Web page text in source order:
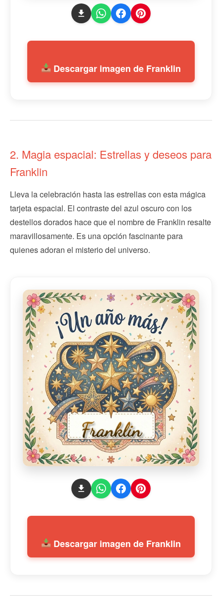
Descargar imagen de Franklin
2. Magia espacial: Estrellas y deseos para
Franklin
Lleva la celebración hasta las estrellas con esta mágica
tarjeta espacial. El contraste del azul oscuro con los
destellos dorados hace que el nombre de Franklin resalte
maravillosamente. Es una opción fascinante para
quienes adoran el misterio del universo.
Descargar imagen de Franklin